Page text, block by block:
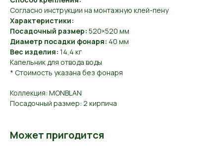
Согласно инструкции на монтажную клей-пену
Характеристики:
Посадочный размер: 520×520 мм
Диаметр посадки фонаря: 40 мм
Вес изделия: 14,4 кг
Капельник для отвода воды
* Стоимость указана без фонаря
Коллекция: MONBLAN
Посадочный размер: 2 кирпича
Может пригодится